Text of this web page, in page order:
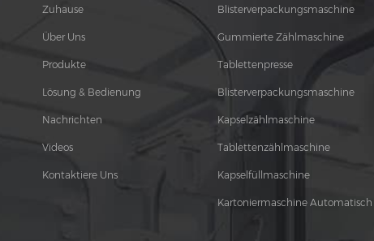
Zuhause
Über Uns
Produkte
Lösung & Bedienung
Nachrichten
Videos
Kontaktiere Uns
Blisterverpackungsmaschine
Gummierte Zählmaschine
Tablettenpresse
Blisterverpackungsmaschine
Kapselzählmaschine
Tablettenzählmaschine
Kapselfüllmaschine
Kartoniermaschine Automatisch